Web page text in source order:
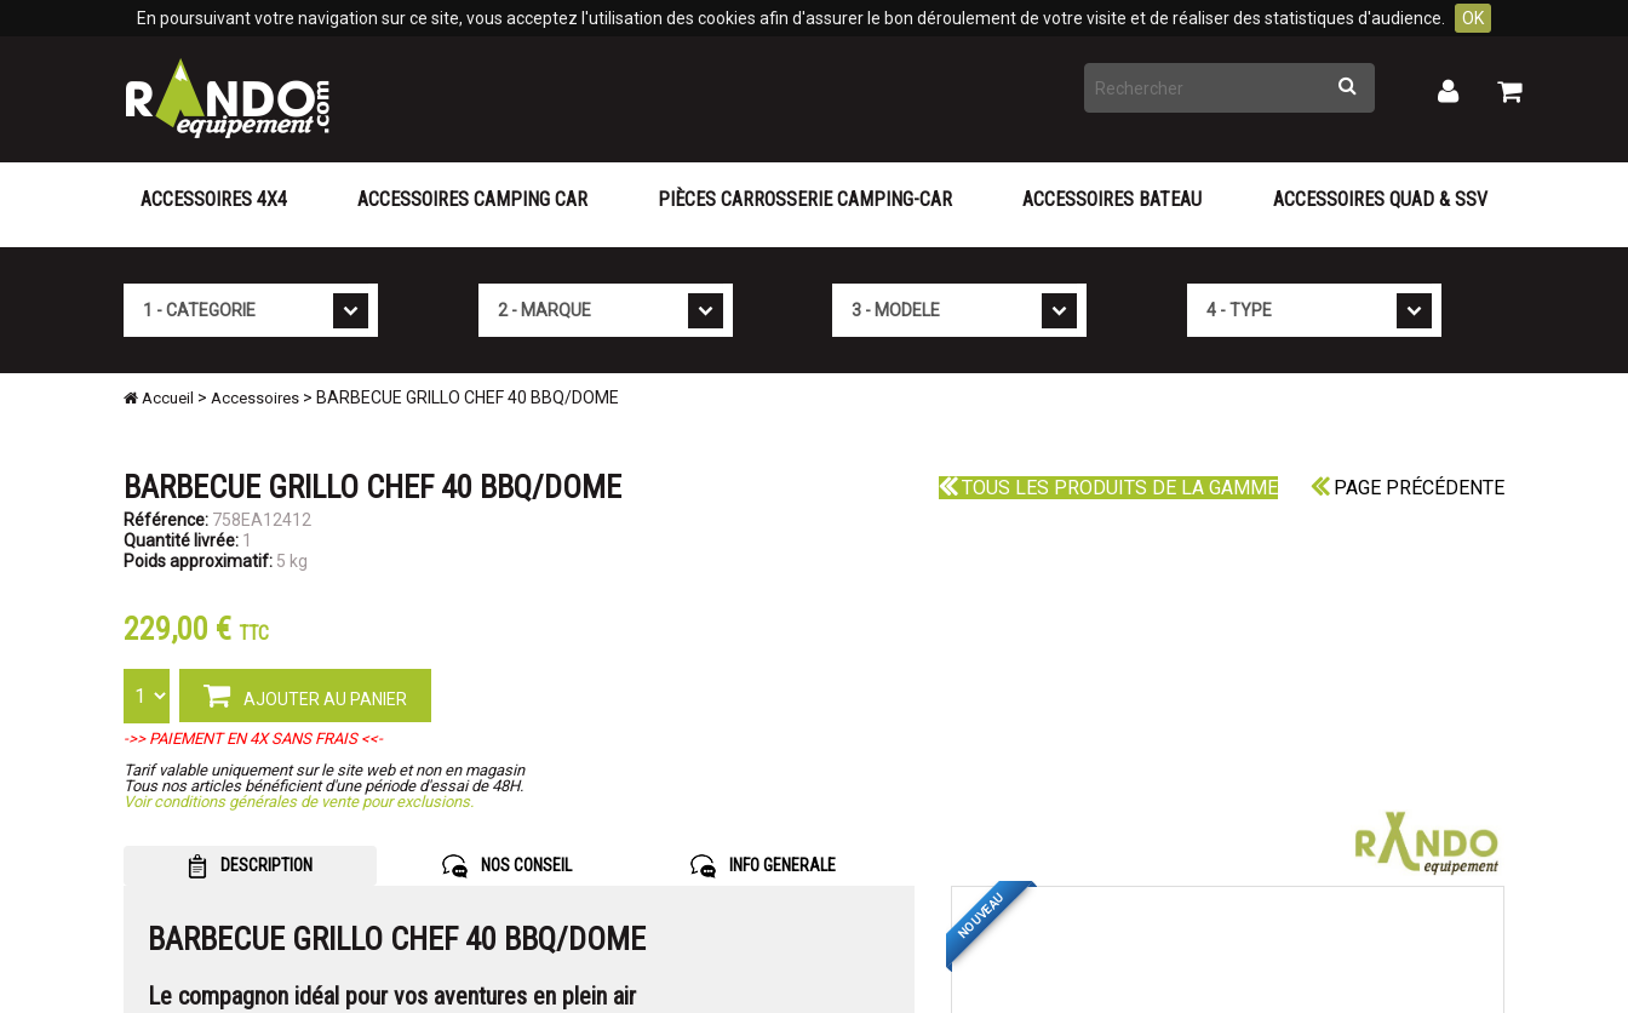
En poursuivant votre navigation sur ce site, vous acceptez l'utilisation des cookies afin d'assurer le bon déroulement de votre visite et de réaliser des statistiques d'audience. OK
Rechercher Mon
Mon
ACCESSOIRES 4X4 ACCESSOIRES CAMPING CAR PIÈCES CARROSSERIE CAMPING-CAR ACCESSOIRES BATEAU ACCESSOIRES QUAD & SSV
Accueil > Accessoires > BARBECUE GRILLO CHEF 40 BBQ/DOME
TOUS LES PRODUITS DE LA GAMME PAGE PRÉCÉDENTE
BARBECUE GRILLO CHEF 40 BBQ/DOME
Référence: 758EA12412
Quantité livrée: 1
Poids approximatif: 5 kg
229,00 € TTC
AJOUTER AU PANIER
->> PAIEMENT EN 4X SANS FRAIS <<-
Tarif valable uniquement sur le site web et non en magasin
Tous nos articles bénéficient d'une période d'essai de 48H.
Voir conditions générales de vente pour exclusions.
DESCRIPTION NOS CONSEIL INFO GENERALE
BARBECUE GRILLO CHEF 40 BBQ/DOME
Le compagnon idéal pour vos aventures en plein air
NOUVEAU
Panneau de gestion des cookies